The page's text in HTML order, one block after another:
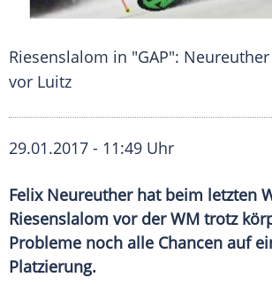
Riesenslalom in "GAP":
vor Luitz
29.01.2017 - 11:49 Uhr
Felix Neureuther hat beim letzten
Riesenslalom vor der WM trotz
Probleme noch alle Chancen auf
Platzierung.